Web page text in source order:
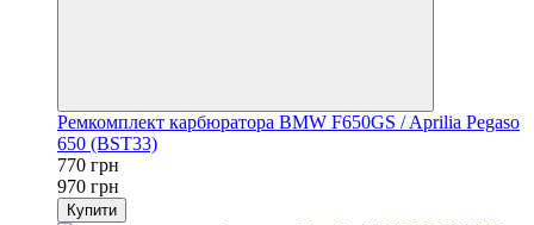
Ремкомплект карбюратора BMW F650GS / Aprilia Pegaso
650 (BST33)
770 грн
970 грн
Купити